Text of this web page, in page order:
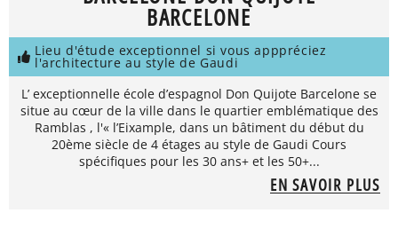
BARCELONE
Lieu d'étude exceptionnel si vous apppréciez
l'architecture au style de Gaudi
L’ exceptionnelle école d’espagnol Don Quijote Barcelone se
situe au cœur de la ville dans le quartier emblématique des
Ramblas , l'« l’Eixample, dans un bâtiment du début du
20ème siècle de 4 étages au style de Gaudi Cours
spécifiques pour les 30 ans+ et les 50+...
EN SAVOIR PLUS